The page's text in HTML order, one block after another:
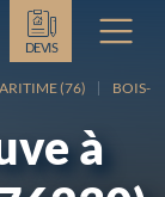
DEVIS
(76) BOIS-
à